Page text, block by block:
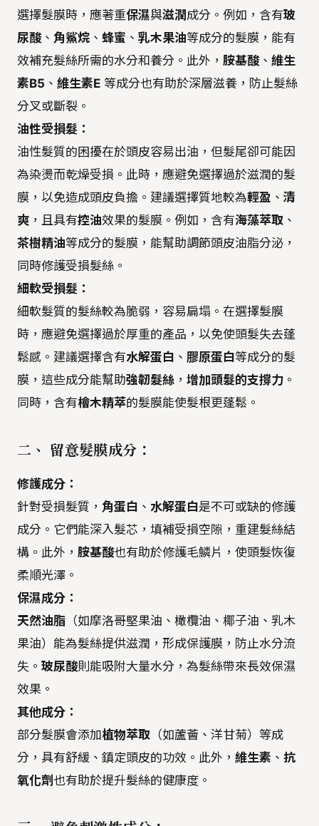
選擇髮膜時，應著重保濕與滋潤成分。例如，含有玻
尿酸、 角鯊烷 、 蜂蜜 、 乳木果油等成分的髮膜，能有
效補充髮絲所需的水分和養分。此外， 胺基酸、 維生
素B5 、 維生素E 等成分也有助於深層滋養，防止髮絲
分叉或斷裂。
油性受損髮：
油性髮質的困擾在於頭皮容易出油，但髮尾卻可能因
為染燙而乾燥受損。此時，應避免選擇過於滋潤的髮
膜，以免造成頭皮負擔。建議選擇質地較為輕盈 、 清
爽 ，且具有控油效果的髮膜。例如，含有海藻萃取 、
茶樹精油等成分的髮膜，能幫助調節頭皮油脂分泌，
同時修護受損髮絲。
細軟受損髮：
細軟髮質的髮絲較為脆弱，容易扁塌。在選擇髮膜
時，應避免選擇過於厚重的產品，以免使頭髮失去蓬
鬆感。建議選擇含有水解蛋白 、 膠原蛋白等成分的髮
膜，這些成分能幫助強韌髮絲 ， 增加頭髮的支撐力 。
同時，含有檜木精萃的髮膜能使髮根更蓬鬆。
二、 留意髮膜成分：
修護成分：
針對受損髮質， 角蛋白 、 水解蛋白是不可或缺的修護
成分。它們能深入髮芯，填補受損空隙，重建髮絲結
構。此外， 胺基酸也有助於修護毛鱗片，使頭髮恢復
柔順光澤。
保濕成分：
天然油脂 （如摩洛哥堅果油、橄欖油、椰子油、乳木
果油）能為髮絲提供滋潤，形成保護膜，防止水分流
失。 玻尿酸則能吸附大量水分，為髮絲帶來長效保濕
效果。
其他成分：
部分髮膜會添加植物萃取 （如蘆薈、洋甘菊）等成
分，具有舒緩、鎮定頭皮的功效。此外， 維生素 、 抗
氧化劑也有助於提升髮絲的健康度。